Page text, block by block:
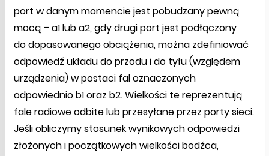
port w danym momencie jest pobudzany pewną
mocą – a1 lub a2, gdy drugi port jest podłączony
do dopasowanego obciążenia, można zdefiniować
odpowiedź układu do przodu i do tyłu (względem
urządzenia) w postaci fal oznaczonych
odpowiednio b1 oraz b2. Wielkości te reprezentują
fale radiowe odbite lub przesyłane przez porty sieci.
Jeśli obliczymy stosunek wynikowych odpowiedzi
złożonych i początkowych wielkości bodźca,